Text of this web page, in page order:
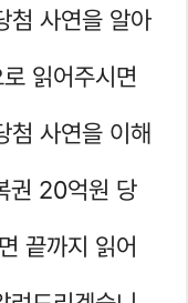
첨 사연을 알아
읽어주시면
첨 사연을 이해
권 20억원 당
끝까지 읽어